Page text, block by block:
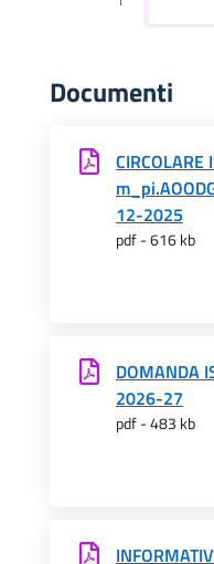
Documenti
CIRCOLARE
12-2025
pdf - 616 kb
DOMANDA
2026-27
pdf - 483 kb